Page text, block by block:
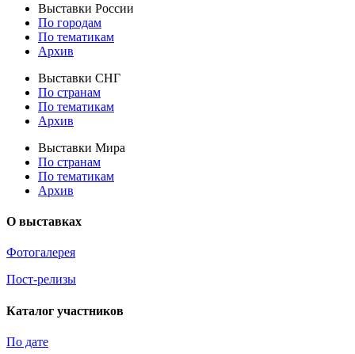
Выставки России
По городам
По тематикам
Архив
Выставки СНГ
По странам
По тематикам
Архив
Выставки Мира
По странам
По тематикам
Архив
О выставках
Фотогалерея
Пост-релизы
Каталог участников
По дате